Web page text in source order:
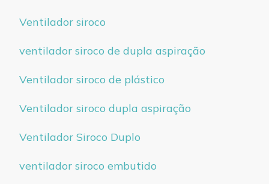
Ventilador siroco
ventilador siroco de dupla aspiração
Ventilador siroco de plástico
Ventilador siroco dupla aspiração
Ventilador Siroco Duplo
ventilador siroco embutido